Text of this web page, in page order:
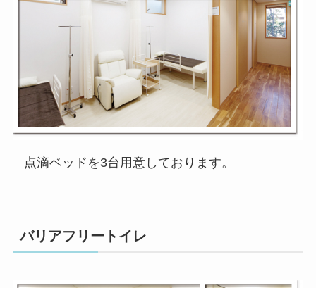
点滴ベッドを3台用意しております。
バリアフリートイレ